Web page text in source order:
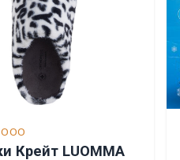
Крейт LUOMMA